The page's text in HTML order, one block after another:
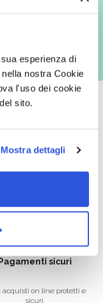
esperienza di
nostra Cookie
l'uso dei cookie
sito.
Mostra dettagli
tradizionali, quali ad
acquisto minimo di 29.90 €
in tutta Europa a 20€.
Pagamenti sicuri
acquisti on line protetti e
sicuri.